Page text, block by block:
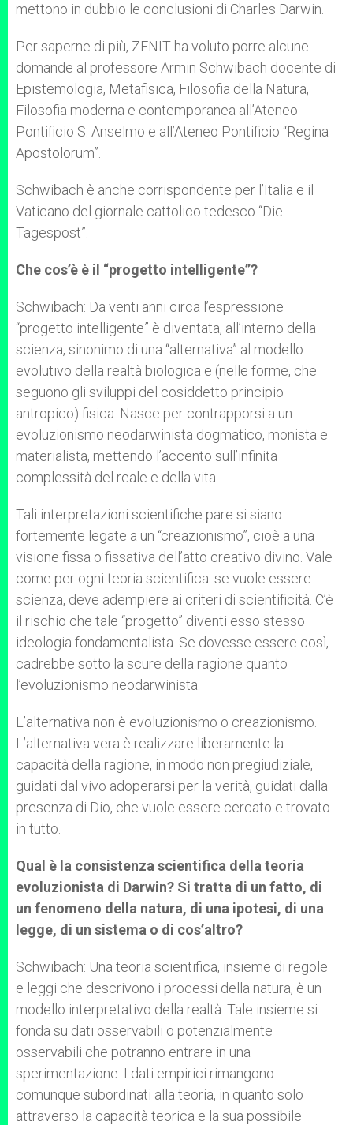
mettono in dubbio le conclusioni di Charles Darwin.
Per saperne di più, ZENIT ha voluto porre alcune
domande al professore Armin Schwibach docente di
Epistemologia, Metafisica, Filosofia della Natura,
Filosofia moderna e contemporanea all’Ateneo
Pontificio S. Anselmo e all’Ateneo Pontificio “Regina
Apostolorum”.
Schwibach è anche corrispondente per l’Italia e il
Vaticano del giornale cattolico tedesco “Die
Tagespost”.
Che cos’è è il “progetto intelligente”?
Schwibach: Da venti anni circa l’espressione
“progetto intelligente” è diventata, all’interno della
scienza, sinonimo di una “alternativa” al modello
evolutivo della realtà biologica e (nelle forme, che
seguono gli sviluppi del cosiddetto principio
antropico) fisica. Nasce per contrapporsi a un
evoluzionismo neodarwinista dogmatico, monista e
materialista, mettendo l’accento sull’infinita
complessità del reale e della vita.
Tali interpretazioni scientifiche pare si siano
fortemente legate a un “creazionismo”, cioè a una
visione fissa o fissativa dell’atto creativo divino. Vale
come per ogni teoria scientifica: se vuole essere
scienza, deve adempiere ai criteri di scientificità. C’è
il rischio che tale “progetto” diventi esso stesso
ideologia fondamentalista. Se dovesse essere così,
cadrebbe sotto la scure della ragione quanto
l’evoluzionismo neodarwinista.
L’alternativa non è evoluzionismo o creazionismo.
L’alternativa vera è realizzare liberamente la
capacità della ragione, in modo non pregiudiziale,
guidati dal vivo adoperarsi per la verità, guidati dalla
presenza di Dio, che vuole essere cercato e trovato
in tutto.
Qual è la consistenza scientifica della teoria
evoluzionista di Darwin? Si tratta di un fatto, di
un fenomeno della natura, di una ipotesi, di una
legge, di un sistema o di cos’altro?
Schwibach: Una teoria scientifica, insieme di regole
e leggi che descrivono i processi della natura, è un
modello interpretativo della realtà. Tale insieme si
fonda su dati osservabili o potenzialmente
osservabili che potranno entrare in una
sperimentazione. I dati empirici rimangono
comunque subordinati alla teoria, in quanto solo
attraverso la capacità teorica e la sua possibile